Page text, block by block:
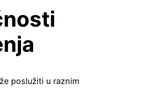
poslužiti u raznim